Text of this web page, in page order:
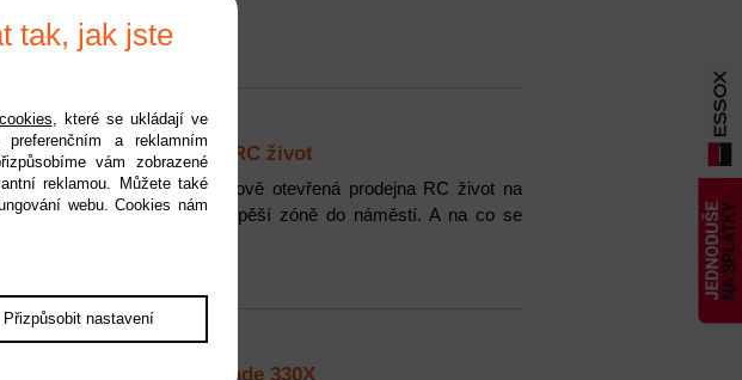
26.6.2019
Otevření nové prodejny RC život
Konečně jsme se dočkali. Nově otevřená prodejna RC život na
vás čeká na nové adrese - pěší zóně do náměstí. A na co se
25.4.2018
Recenze: RC vrtulník Blade 330X
tak, jak jste
cookies, které se ukládají ve
a reklamním
vám zobrazené
reklamou. Můžete také
webu. Cookies nám
Přizpůsobit nastavení